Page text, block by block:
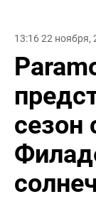
13:16 22 ноября,
сезон